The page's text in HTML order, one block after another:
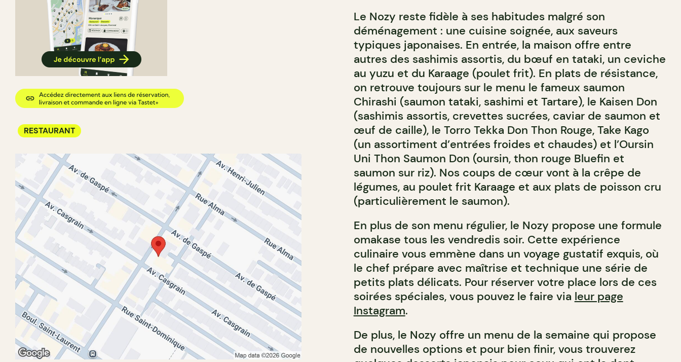
RESTAURANT
Le Nozy reste fidèle à ses habitudes malgré son
déménagement : une cuisine soignée, aux saveurs
typiques japonaises. En entrée, la maison offre entre
autres des sashimis assortis, du bœuf en tataki, un ceviche
au yuzu et du Karaage (poulet frit). En plats de résistance,
on retrouve toujours sur le menu le fameux saumon
Chirashi (saumon tataki, sashimi et Tartare), le Kaisen Don
(sashimis assortis, crevettes sucrées, caviar de saumon et
œuf de caille), le Torro Tekka Don Thon Rouge, Take Kago
(un assortiment d’entrées froides et chaudes) et l’Oursin
Uni Thon Saumon Don (oursin, thon rouge Bluefin et
saumon sur riz). Nos coups de cœur vont à la crêpe de
légumes, au poulet frit Karaage et aux plats de poisson cru
(particulièrement le saumon).
En plus de son menu régulier, le Nozy propose une formule
omakase tous les vendredis soir. Cette expérience
culinaire vous emmène dans un voyage gustatif exquis, où
le chef prépare avec maîtrise et technique une série de
petits plats délicats. Pour réserver votre place lors de ces
soirées spéciales, vous pouvez le faire via leur page
Instagram.
De plus, le Nozy offre un menu de la semaine qui propose
de nouvelles options et pour bien finir, vous trouverez